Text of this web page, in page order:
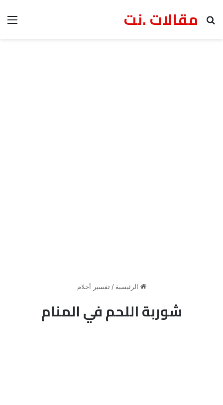
مقالات .نت
بحث عن
الرئيسية / تفسير أحلام
شوربة اللحم في المنام